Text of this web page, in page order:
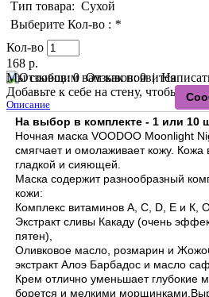
Тип товара: Сухой
Выберите Кол-во : *
Кол-во
168 р.
Мы сообщим вам как появится
Отзывов: 0|
Добавьте к себе на стену, чтобы
Описание
На выбор в комплекте - 1 или 10
Ночная маска VOODOO Moonlight
смягчает и омолаживает кожу. Кожа
гладкой и сияющей.
Маска содержит разнообразный
кожи:
Комплекс витаминов A, C, D, E и К,
Экстракт сливы Какаду (очень
пятен),
Оливковое масло, розмарин и
экстракт Алоэ Барбадос и масло
Крем отлично уменьшает
борется и мелкими